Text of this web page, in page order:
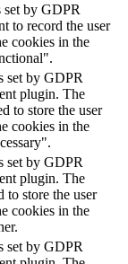
by GDPR
to record the user
cookies in the
set by GDPR
plugin. The
to store the user
cookies in the
set by GDPR
plugin. The
to store the user
cookies in the
set by GDPR